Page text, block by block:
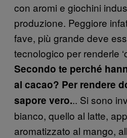
con aromi e giochini
produzione. Peggiore
fave, più grande deve
tecnologico per renderle
Secondo te perché
al cacao? Per rendere
sapore vero... Si sono
bianco, quello al latte,
aromatizzato al mango,